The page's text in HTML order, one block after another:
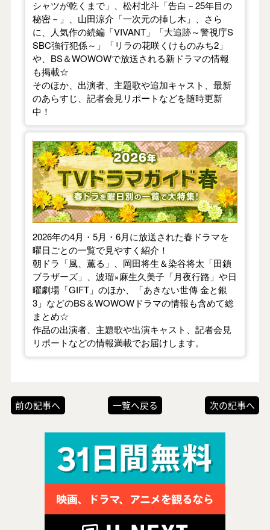
シャツが乾くまで」、松村北斗「告白－25年目の
秘密－」、山田涼介「一次元の挿し木」、さら
に、人気作の続編「VIVANT」「大追跡～警視庁S
SBC強行犯係～」「リラの花咲くけものみち2」
や、BS＆WOWOWで放送される新ドラマの情報
も掲載☆
そのほか、出演者、主題歌や追加キャスト、最新
のあらすじ、記者会見リポートなどを随時更新
中！
【2026年春】TVドラマガイド
2026年の4月・5月・6月に放送された春ドラマを
曜日ごとの一覧で見やすく紹介！
朝ドラ「風、薫る」、岡田将生＆染谷将太「田鎖
ブラザーズ」、波瑠×麻生久美子「月夜行路」や日
曜劇場「GIFT」のほか、「あきない世傳 金と銀
3」などのBS＆WOWOWドラマの情報も含めて総
まとめ☆
作品の出演者、主題歌や出演キャスト、記者会見
リポートなどの情報満載でお届けします。
前の記事へ 一覧へ戻る 次の記事へ